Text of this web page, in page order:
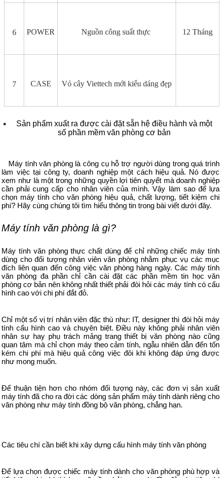
6 POWER Nguồn công suất thực 12 Tháng
7 CASE Vỏ cây Viettech mới kiểu dáng đẹp
Sản phẩm xuất ra được cài đặt sẵn hệ điều hành và một
số phần mềm văn phòng cơ bản
Máy tính văn phòng là công cụ hỗ trợ người dùng trong quá trình
làm việc tại công ty, doanh nghiệp một cách hiệu quả. Nó được
xem như là một trong những quyền lợi tiên quyết mà doanh nghiệp
cần phải cung cấp cho nhân viên của mình. Vậy làm sao để lựa
chọn máy tính cho văn phòng hiệu quả, chất lượng, tiết kiệm chi
phí? Hãy cùng chúng tôi tìm hiểu thông tin trong bài viết dưới đây.
Máy tính văn phòng là gì?
Máy tính văn phòng thực chất dùng để chỉ những chiếc máy tính
dùng cho đối tượng nhân viên văn phòng nhằm phục vụ các mục
đích liên quan đến công việc văn phòng hàng ngày. Các máy tính
văn phòng đa phần chỉ cần cài đặt các phần mềm tin học văn
phòng cơ bản nên không nhất thiết phải đòi hỏi các máy tính có cấu
hình cao với chi phí đắt đỏ.
Chỉ một số vị trí nhân viên đặc thù như: IT, designer thì đòi hỏi máy
tính cấu hình cao và chuyên biệt. Điều này không phải nhân viên
nhân sự hay phụ trách mảng trang thiết bị văn phòng nào cũng
quan tâm mà chỉ chọn máy theo cảm tính, ngẫu nhiên dẫn đến tốn
kém chi phí mà hiệu quả công việc đôi khi không đáp ứng được
như mong muốn.
Để thuận tiện hơn cho nhóm đối tượng này, các đơn vị sản xuất
máy tính đã cho ra đời các dòng sản phẩm máy tính dành riêng cho
văn phòng như máy tính đồng bộ văn phòng, chẳng hạn.
Các tiêu chí cần biết khi xây dựng cấu hình máy tính văn phòng
Để lựa chọn được chiếc máy tính dành cho văn phòng phù hợp và